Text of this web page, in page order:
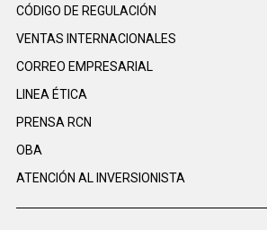
CÓDIGO DE REGULACIÓN
VENTAS INTERNACIONALES
CORREO EMPRESARIAL
LINEA ÉTICA
PRENSA RCN
OBA
ATENCIÓN AL INVERSIONISTA